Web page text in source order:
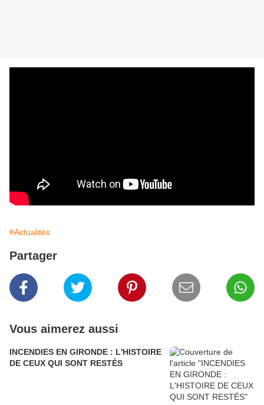
#Actualités
Partager
Vous aimerez aussi
INCENDIES EN GIRONDE : L'HISTOIRE
DE CEUX QUI SONT RESTÉS